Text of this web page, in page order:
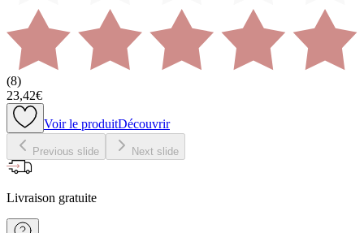
(8)
23,42€
Voir le produitDécouvrir
Previous slide Next slide
Livraison gratuite